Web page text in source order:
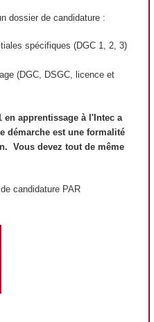
dossier de candidature :
spécifiques (DGC 1, 2, 3)
(DGC, DSGC, licence et
en apprentissage à l'Intec a
démarche est une formalité
Vous devez tout de même
candidature PAR